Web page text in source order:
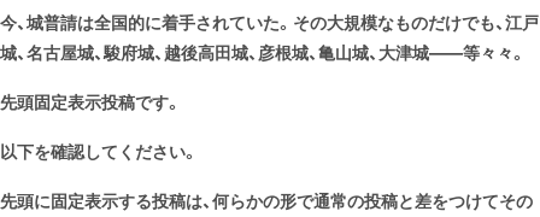
今、城普請は全国的に着手されていた。その大規模なものだけでも、江戸
城、名古屋城、駿府城、越後高田城、彦根城、亀山城、大津城――等々々。
先頭固定表示投稿です。
以下を確認してください。
先頭に固定表示する投稿は、何らかの形で通常の投稿と差をつけてその